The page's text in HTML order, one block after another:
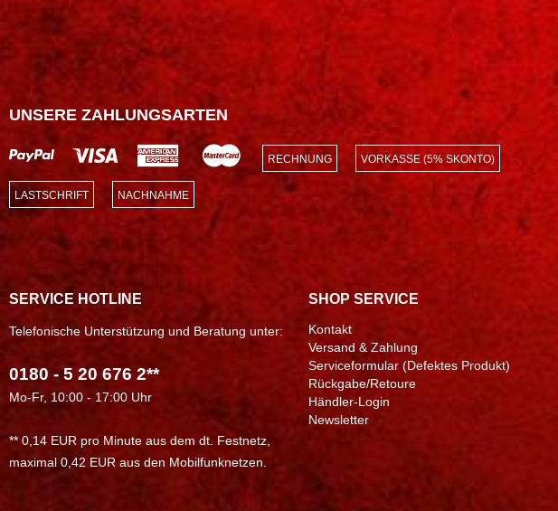
UNSERE ZAHLUNGSARTEN
RECHNUNG VORKASSE (5% SKONTO)
LASTSCHRIFT NACHNAHME
SERVICE HOTLINE
Telefonische Unterstützung und Beratung unter:
0180 - 5 20 676 2**
Mo-Fr, 10:00 - 17:00 Uhr
** 0,14 EUR pro Minute aus dem dt. Festnetz,
maximal 0,42 EUR aus den Mobilfunknetzen.
SHOP SERVICE
Kontakt
Versand & Zahlung
Serviceformular (Defektes Produkt)
Rückgabe/Retoure
Händler-Login
Newsletter